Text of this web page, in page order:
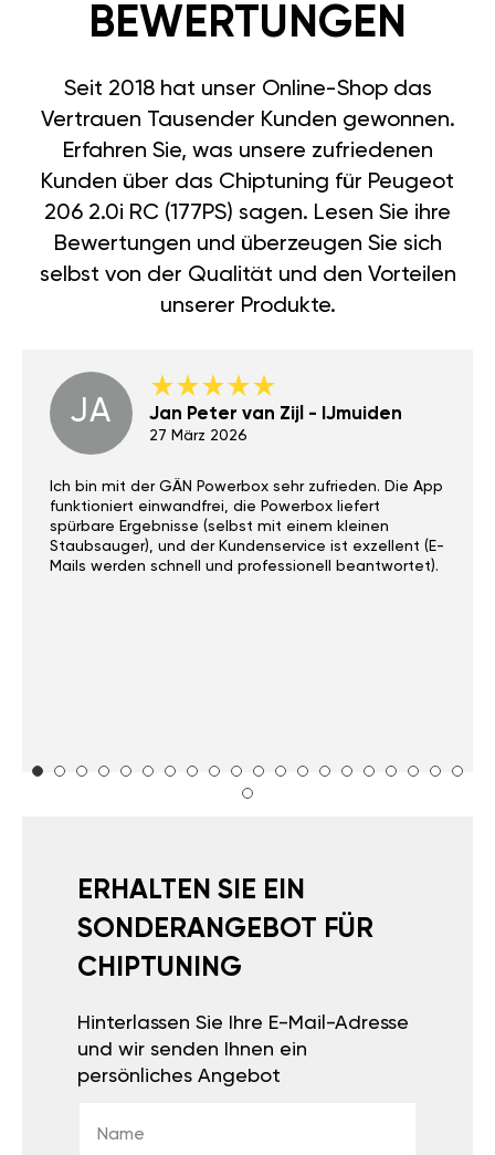
BEWERTUNGEN
Seit 2018 hat unser Online-Shop das
Vertrauen Tausender Kunden gewonnen.
Erfahren Sie, was unsere zufriedenen
Kunden über das Chiptuning für Peugeot
206 2.0i RC (177PS) sagen. Lesen Sie ihre
Bewertungen und überzeugen Sie sich
selbst von der Qualität und den Vorteilen
unserer Produkte.
JA Jan Peter van Zijl - IJmuiden
27 März 2026
Ich bin mit der GÄN Powerbox sehr zufrieden. Die App
funktioniert einwandfrei, die Powerbox liefert
spürbare Ergebnisse (selbst mit einem kleinen
Staubsauger), und der Kundenservice ist exzellent (E-
Mails werden schnell und professionell beantwortet).
ERHALTEN SIE EIN
SONDERANGEBOT FÜR
CHIPTUNING
Hinterlassen Sie Ihre E-Mail-Adresse
und wir senden Ihnen ein
persönliches Angebot